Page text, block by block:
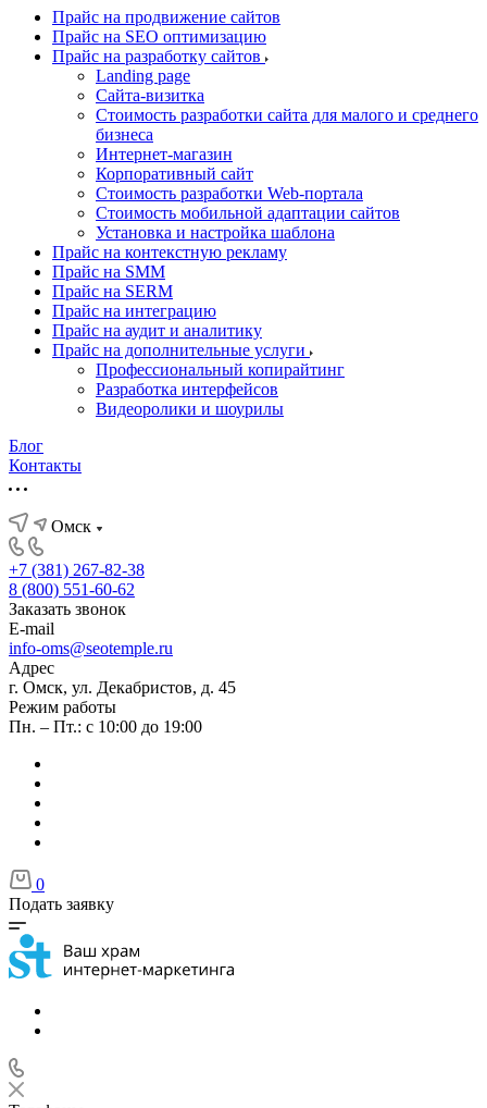
Прайс на продвижение сайтов
Прайс на SEO оптимизацию
Прайс на разработку сайтов
Landing page
Cайта-визитка
Стоимость разработки сайта для малого и среднего
бизнеса
Интернет-магазин
Корпоративный сайт
Стоимость разработки Web-портала
Стоимость мобильной адаптации сайтов
Установка и настройка шаблона
Прайс на контекстную рекламу
Прайс на SMM
Прайс на SERM
Прайс на интеграцию
Прайс на аудит и аналитику
Прайс на дополнительные услуги
Профессиональный копирайтинг
Разработка интерфейсов
Видеоролики и шоурилы
Блог
Контакты
Омск
+7 (381) 267-82-38
8 (800) 551-60-62
Заказать звонок
E-mail
info-oms@seotemple.ru
Адрес
г. Омск, ул. Декабристов, д. 45
Режим работы
Пн. – Пт.: с 10:00 до 19:00
0
Подать заявку